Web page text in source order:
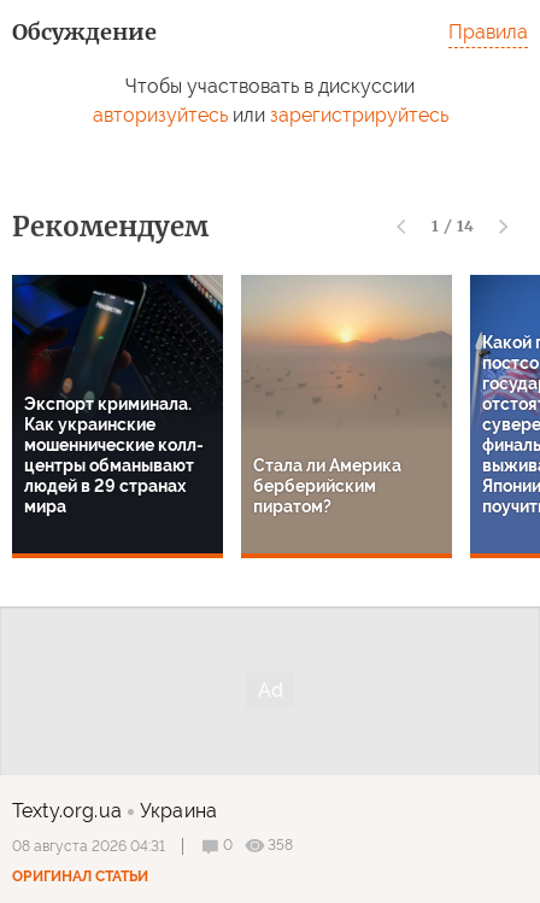
Обсуждение Правила
Чтобы участвовать в дискуссии
авторизуйтесьили зарегистрируйтесь
Рекомендуем 1 / 14
Экспорт криминала.
Как украинские
мошеннические колл-
центры обманывают
людей в 29 странах
мира
Стала ли Америка
берберийским
пиратом?
Какой
Texty.org.ua Украина
08 августа 2026 04:31 0
358
ОРИГИНАЛ СТАТЬИ